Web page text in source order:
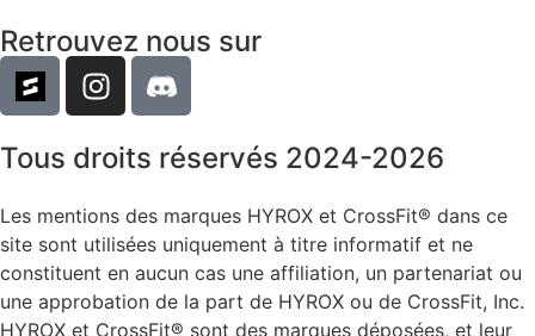
Retrouvez nous sur
Tous droits réservés 2024-2026
Les mentions des marques HYROX et CrossFit® dans ce
site sont utilisées uniquement à titre informatif et ne
constituent en aucun cas une affiliation, un partenariat ou
une approbation de la part de HYROX ou de CrossFit, Inc.
HYROX et CrossFit® sont des marques déposées, et leur